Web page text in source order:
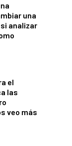
una
analizar
el
las
veo más